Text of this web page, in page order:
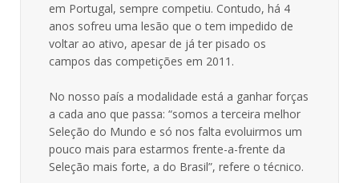
em Portugal, sempre competiu. Contudo, há 4
anos sofreu uma lesão que o tem impedido de
voltar ao ativo, apesar de já ter pisado os
campos das competições em 2011.
No nosso país a modalidade está a ganhar forças
a cada ano que passa: “somos a terceira melhor
Seleção do Mundo e só nos falta evoluirmos um
pouco mais para estarmos frente-a-frente da
Seleção mais forte, a do Brasil”, refere o técnico.